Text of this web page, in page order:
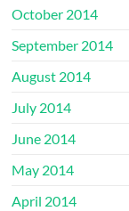
October 2014
September 2014
August 2014
July 2014
June 2014
May 2014
April 2014